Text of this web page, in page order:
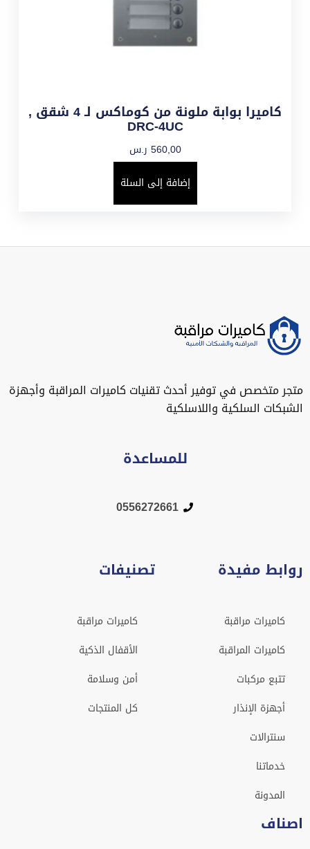
كاميرا بوابة ملونة من كوماكس لـ 4 شقق ,
DRC-4UC
560,00 ر.س
إضافة إلى السلة
متجر متخصص في توفير أحدث تقنيات كاميرات المراقبة وأجهزة
الشبكات السلكية واللاسلكية
للمساعدة
0556272661
روابط مفيدة
كاميرات مراقبة
كاميرات المراقبة
تتبع مركبات
أجهزة الإنذار
سنترالات
خدماتنا
المدونة
تصنيفات
كاميرات مراقبة
الأقفال الذكية
أمن وسلامة
كل المنتجات
اصناف